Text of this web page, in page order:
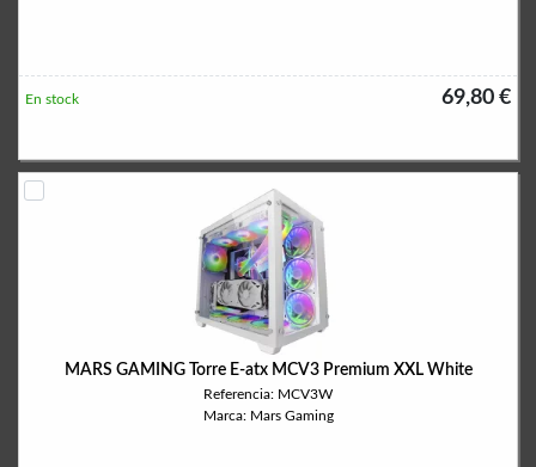
69,80 €
En stock
MARS GAMING Torre E-atx MCV3 Premium XXL White
Referencia: MCV3W
Marca: Mars Gaming